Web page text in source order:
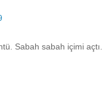
Sabah sabah içimi açtı.